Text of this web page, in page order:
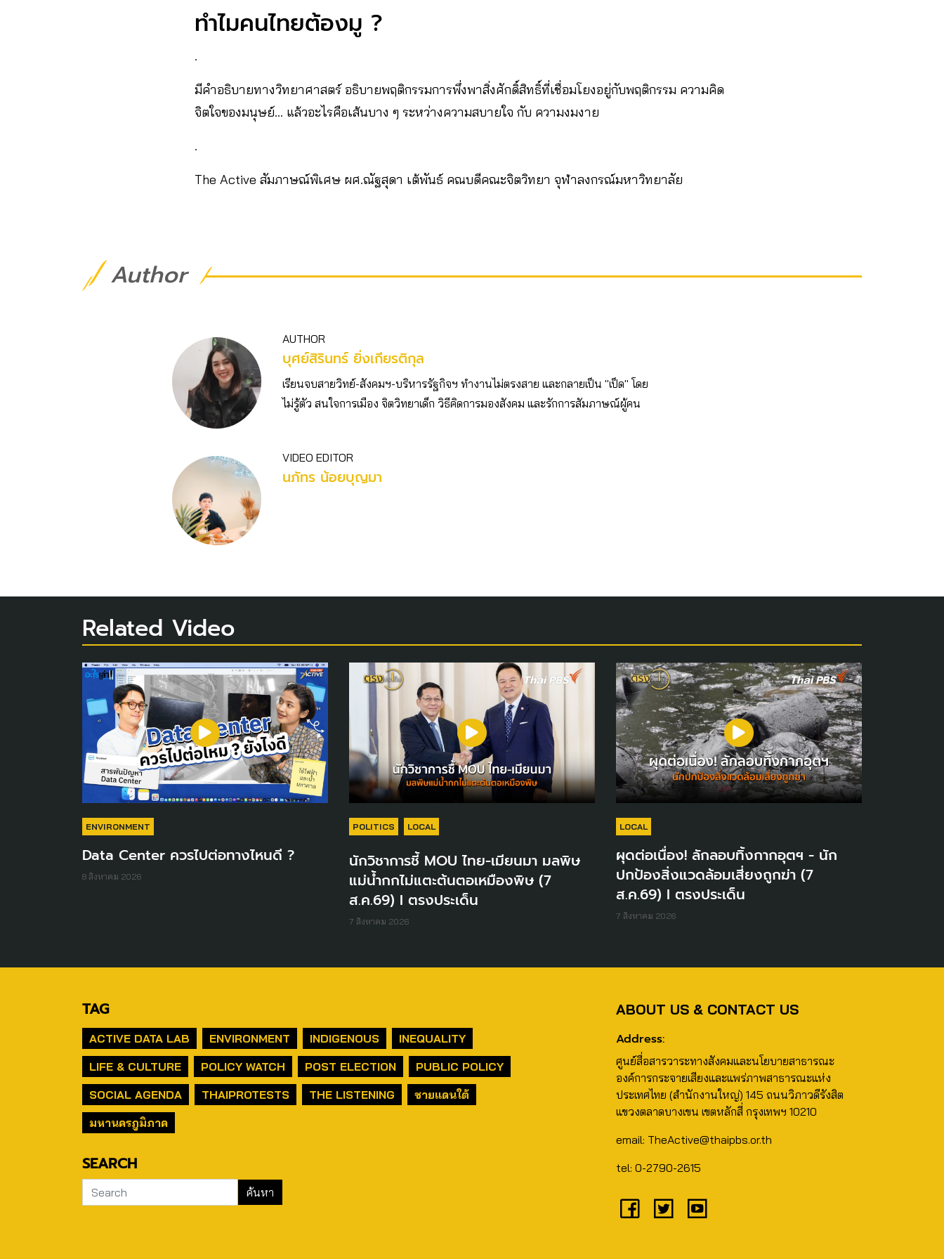
ทำไมคนไทยต้องมู ?
.
มีคำอธิบายทางวิทยาศาสตร์ อธิบายพฤติกรรมการพึ่งพาสิ่งศักดิ์สิทธิ์ที่เชื่อมโยงอยู่กับพฤติกรรม ความคิด
จิตใจของมนุษย์… แล้วอะไรคือเส้นบาง​ ๆ​ ระหว่างความสบายใจ กับ ความงมงาย
.
The Active สัมภาษณ์พิเศษ ผศ.ณัฐสุดา เต้พันธ์ คณบดีคณะจิตวิทยา จุฬาลงกรณ์มหาวิทยาลัย
Author
AUTHOR
บุศย์สิรินทร์ ยิ่งเกียรติกุล
เรียนจบสายวิทย์-สังคมฯ-บริหารรัฐกิจฯ ทำงานไม่ตรงสาย และกลายเป็น "เป็ด" โดย
ไม่รู้ตัว สนใจการเมือง จิตวิทยาเด็ก วิธีคิดการมองสังคม และรักการสัมภาษณ์ผู้คน
VIDEO EDITOR
นภัทร น้อยบุญมา
Related Video
ENVIRONMENT
Data Center ควรไปต่อทางไหนดี ?
8 สิงหาคม 2026
POLITICS LOCAL
นักวิชาการชี้ MOU ไทย-เมียนมา มลพิษ
แม่น้ำกกไม่แตะต้นตอเหมืองพิษ (7
ส.ค.69) I ตรงประเด็น
7 สิงหาคม 2026
LOCAL
ผุดต่อเนื่อง! ลักลอบทิ้งกากอุตฯ - นัก
ปกป้องสิ่งแวดล้อมเสี่ยงถูกฆ่า (7
ส.ค.69) I ตรงประเด็น
7 สิงหาคม 2026
TAG
ACTIVE DATA LAB ENVIRONMENT INDIGENOUS
INEQUALITY
LIFE & CULTURE
POLICY WATCH POST ELECTION
PUBLIC POLICY
SOCIAL AGENDA
THAIPROTESTS THE LISTENING
ชายแดนใต้
มหานครภูมิภาค
SEARCH
ABOUT US & CONTACT US
Address:
ศูนย์สื่อสารวาระทางสังคมและนโยบายสาธารณะ
องค์การกระจายเสียงและแพร่ภาพสาธารณะแห่ง
ประเทศไทย (สำนักงานใหญ่) 145 ถนนวิภาวดีรังสิต
แขวงตลาดบางเขน เขตหลักสี่ กรุงเทพฯ 10210
email: TheActive@thaipbs.or.th
tel: 0-2790-2615